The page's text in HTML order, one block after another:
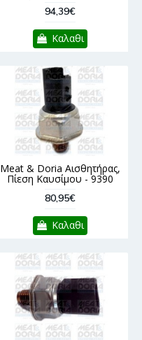
94,39€
Καλαθι
Meat & Doria Αισθητήρας,
Πίεση Καυσίμου - 9390
80,95€
Καλαθι